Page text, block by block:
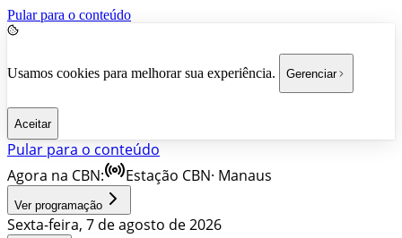
Pular para o conteúdo
Usamos cookies para melhorar sua experiência. Gerenciar
Aceitar
Pular para o conteúdo
Agora na CBN:
Estação CBN· Manaus
Ver programação
Sexta-feira, 7 de agosto de 2026